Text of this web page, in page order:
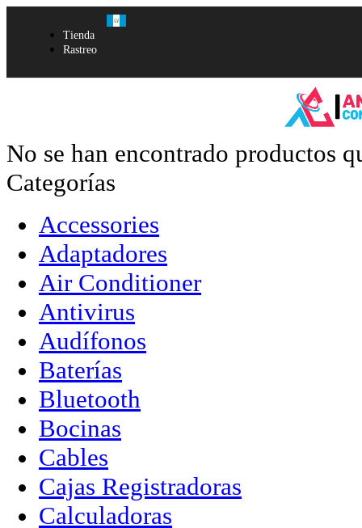
Tienda
Rastreo
No se han encontrado productos
Categorías
Accessories
Adaptadores
Air Conditioner
Antivirus
Audífonos
Baterías
Bluetooth
Bocinas
Cables
Cajas Registradoras
Calculadoras